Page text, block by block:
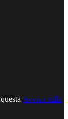
Avviso sulla